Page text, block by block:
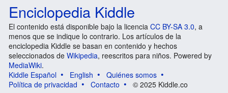
Enciclopedia Kiddle
El contenido está disponible bajo la licencia CC BY-SA 3.0, a
menos que se indique lo contrario. Los artículos de la
enciclopedia Kiddle se basan en contenido y hechos
seleccionados de Wikipedia, reescritos para niños. Powered by
MediaWiki.
Kiddle Español
English
Quiénes somos
Política de privacidad
Contacto © 2025 Kiddle.co